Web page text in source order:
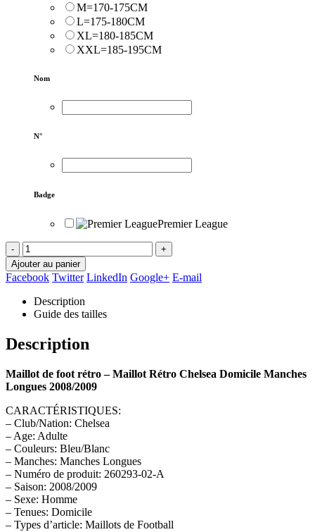
M=170-175CM
L=175-180CM
XL=180-185CM
XXL=185-195CM
Nom
N°
Badge
Premier League
-
+
Ajouter au panier
Facebook Twitter LinkedIn Google+ E-mail
Description
Guide des tailles
Description
Maillot de foot rétro – Maillot Rétro Chelsea Domicile Manches
Longues 2008/2009
CARACTÉRISTIQUES:
– Club/Nation: Chelsea
– Age: Adulte
– Couleurs: Bleu/Blanc
– Manches: Manches Longues
– Numéro de produit: 260293-02-A
– Saison: 2008/2009
– Sexe: Homme
– Tenues: Domicile
– Types d’article: Maillots de Football